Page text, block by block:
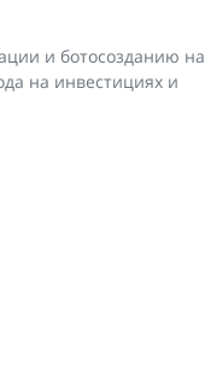
и ботосозданию на
на инвестициях и